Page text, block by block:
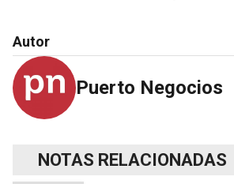
Autor
Puerto Negocios
NOTAS RELACIONADAS